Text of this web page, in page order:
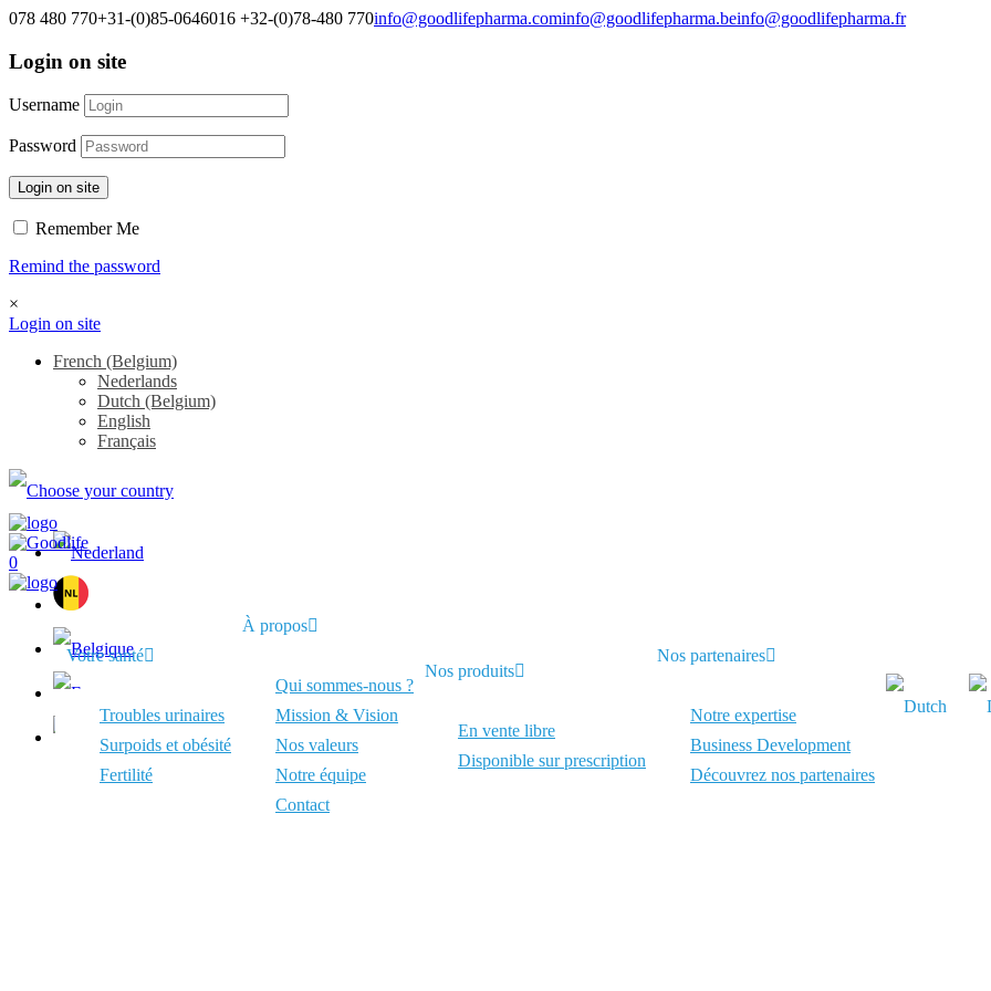
078 480 770+31-(0)85-0646016 +32-(0)78-480 770info@goodlifepharma.cominfo@goodlifepharma.beinfo@goodlifepharma.fr
Login on site
Username
Password
Login on site
Remember Me
Remind the password
×
Login on site
French (Belgium)
Nederlands
Dutch (Belgium)
English
Français
0
Votre santé
Troubles urinaires
Surpoids et obésité
Fertilité
À propos
Qui sommes-nous ?
Mission & Vision
Nos valeurs
Notre équipe
Contact
Nos produits
En vente libre
Disponible sur prescription
Nos partenaires
Notre expertise
Business Development
Découvrez nos partenaires